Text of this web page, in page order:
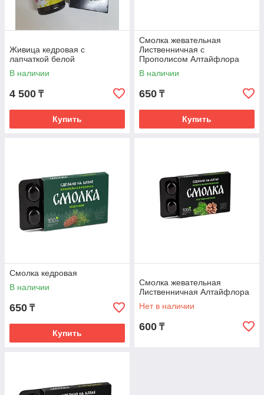
Живица кедровая с
лапчаткой белой
В наличии
4 500 ₸
Купить
Смолка жевательная
Лиственничная с
Прополисом Алтайфлора
В наличии
650 ₸
Купить
Смолка кедровая
В наличии
650 ₸
Купить
Смолка жевательная
Лиственничная Алтайфлора
Нет в наличии
600 ₸